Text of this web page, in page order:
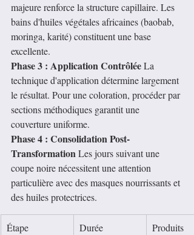
majeure renforce la structure capillaire. Les
bains d'huiles végétales africaines (baobab,
moringa, karité) constituent une base
excellente.
Phase 3 : Application Contrôlée La
technique d'application détermine largement
le résultat. Pour une coloration, procéder par
sections méthodiques garantit une
couverture uniforme.
Phase 4 : Consolidation Post-
Transformation Les jours suivant une
coupe noire nécessitent une attention
particulière avec des masques nourrissants et
des huiles protectrices.
Étape Durée
Produits